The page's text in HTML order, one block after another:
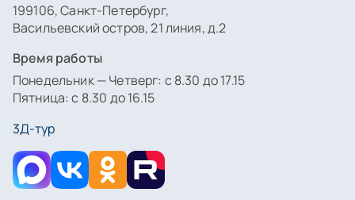
199106, Санкт-Петербург,
Васильевский остров, 21 линия, д.2
Время работы
Понедельник — Четверг: с 8.30 до 17.15
Пятница: с 8.30 до 16.15
3Д-тур